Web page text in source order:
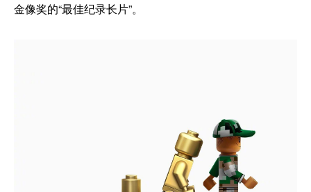
金像奖的“最佳纪录长片”。